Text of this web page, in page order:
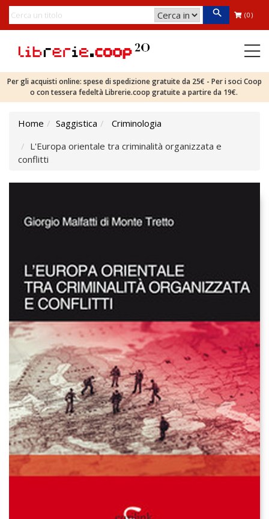
(0)
Per gli acquisti online: spese di spedizione gratuite da 25€ - Per i soci Coop
o con tessera fedeltà Librerie.coop gratuite a partire da 19€.
Home Saggistica
Criminologia
L'Europa orientale tra criminalità organizzata e
conflitti